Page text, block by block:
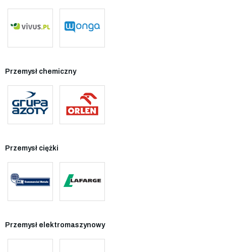
Przemysł chemiczny
Przemysł ciężki
Przemysł elektromaszynowy